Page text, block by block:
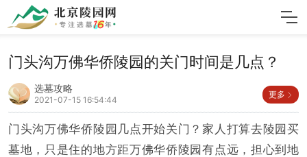
门头沟万佛华侨陵园的关门时间是几点？
选墓攻略
2021-07-15 16:54:44
更多
门头沟万佛华侨陵园几点开始关门？家人打算去陵园买
墓地，只是住的地方距万佛华侨陵园有点远，担心到地